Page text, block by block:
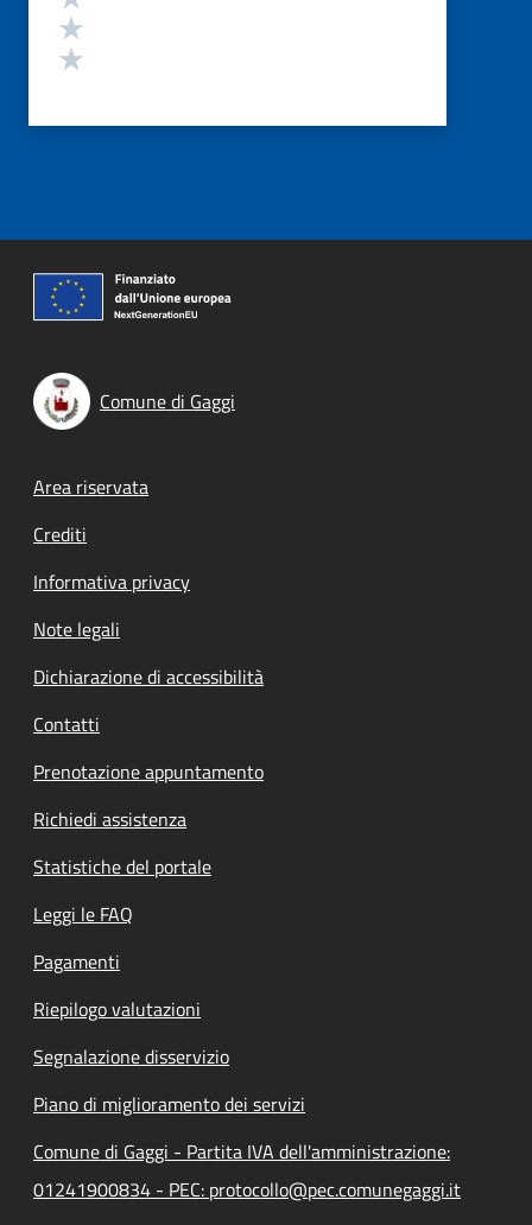
Comune di Gaggi
Footer menu
Area riservata
Crediti
Informativa privacy
Note legali
Dichiarazione di accessibilità
Contatti
Prenotazione appuntamento
Richiedi assistenza
Statistiche del portale
Leggi le FAQ
Pagamenti
Riepilogo valutazioni
Segnalazione disservizio
Piano di miglioramento dei servizi
Comune di Gaggi - Partita IVA dell'amministrazione:
01241900834 - PEC: protocollo@pec.comunegaggi.it